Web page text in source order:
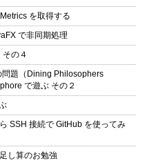
を取得する
で非同期処理
の４
問題（Dining Philosophers
で遊ぶ その２
SSH 接続で GitHub を使ってみ
し算のお勉強